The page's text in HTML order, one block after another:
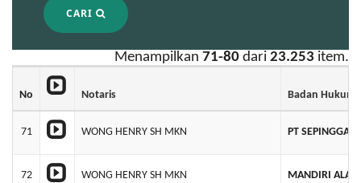
CARI
Menampilkan 71-80 dari 23.253 item.
No Notaris Badan Hukum
71 WONG HENRY SH MKN PT SEPINGGAN
72 WONG HENRY SH MKN MANDIRI ALAM